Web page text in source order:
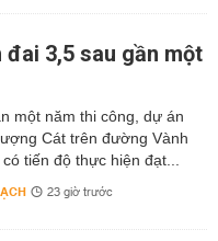
3,5 sau gần một
một năm thi công, dự án
Cát trên đường Vành
tiến độ thực hiện đạt...
23 giờ trước